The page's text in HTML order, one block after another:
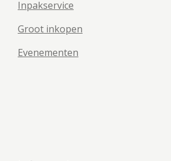
Inpakservice
Groot inkopen
Evenementen